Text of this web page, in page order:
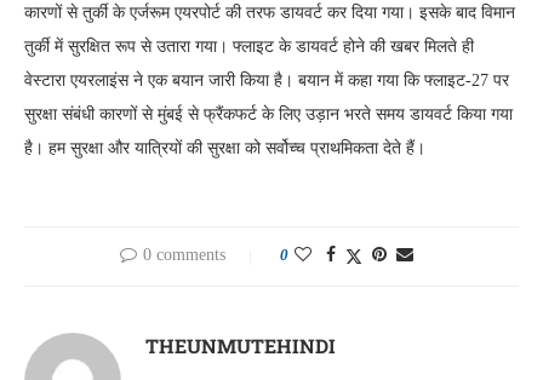
कारणों से तुर्की के एर्जरूम एयरपोर्ट की तरफ डायवर्ट कर दिया गया। इसके बाद विमान
तुर्की में सुरक्षित रूप से उतारा गया। फ्लाइट के डायवर्ट होने की खबर मिलते ही
वेस्टारा एयरलाइंस ने एक बयान जारी किया है। बयान में कहा गया कि फ्लाइट-27 पर
सुरक्षा संबंधी कारणों से मुंबई से फ्रैंकफर्ट के लिए उड़ान भरते समय डायवर्ट किया गया
है। हम सुरक्षा और यात्रियों की सुरक्षा को सर्वोच्च प्राथमिकता देते हैं।
0 comments 0
THEUNMUTEHINDI